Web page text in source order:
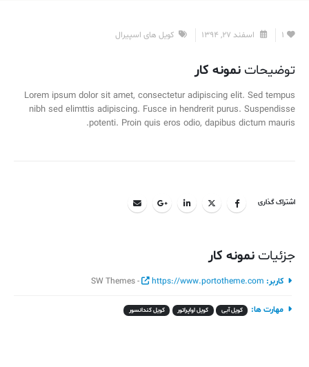
1 اسفند 27, 1394 کویل های اسپیرال
توضیحات نمونه کار
Lorem ipsum dolor sit amet, consectetur adipiscing elit. Sed tempus
nibh sed elimttis adipiscing. Fusce in hendrerit purus. Suspendisse
potenti. Proin quis eros odio, dapibus dictum mauris.
اشتراک گذاری
جزئیات نمونه کار
کاربر: SW Themes - https://www.portotheme.com
مهارت ها: کویل آبی کویل اواپراتور کویل کندانسور